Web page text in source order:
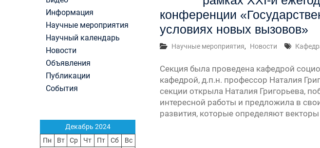
Первый канал, 28.07.2026. Часть 1-3
Вячеслав Никонов в программе «Большая игра» —
Первый канал, 27.07.2026. Часть 1-2
Конкурсные списки лиц, прошедших
вступительные испытания в МГУ имени
(ранжированные списки поступающих)
Вячеслав Никонов в программе «Большая игра» —
Первый канал, 24.07.2026. Часть 1-2
Вячеслав Никонов в программе «Большая игра» —
Первый канал, 06.08.2026. Часть 1-3
конференции
условиях новых вызовов»
Научные мероприятия, Новости
Секция была проведена кафедрой
кафедрой, д.п.н. профессор Наталия
секции открыла Наталия Григорьева,
интересной работы и предложила в
развития, которые определяют
Информация
Научные мероприятия
Научный календарь
Новости
Объявления
Публикации
События
Декабрь 2024
Пн
Вт Ср Чт Пт Сб
Вс